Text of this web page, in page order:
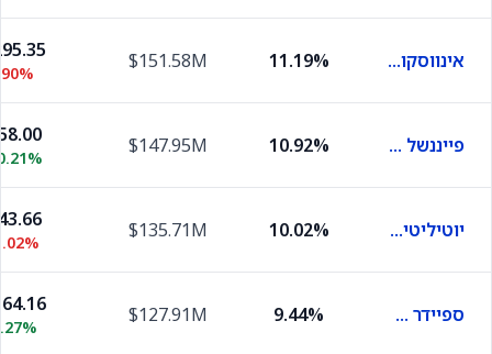
אינווסקו נאסדאק 100 11.19%
$151.58M
פייננשל סלקט סקטור ספיידר 10.92%
$147.95M
יוטיליטיז סלקט סקטור ספיידר 10.02%
$135.71M
ספיידר סלקט סקטור הלת׳ קר 9.44%
$127.91M